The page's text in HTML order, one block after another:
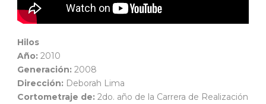
Hilos
Año: 2010
Generación: 2008
Dirección: Deborah Lima
Cortometraje de: 2do. año de la Carrera de Realización